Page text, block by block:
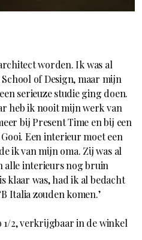
worden. Ik was al
of Design, maar mijn
serieuze studie ging doen.
heb ik nooit mijn werk van
bij Present Time en bij een
Een interieur moet een
ik van mijn oma. Zij was al
alle interieurs nog bruin
klaar was, had ik al bedacht
Italia zouden komen.’
1/2, verkrijgbaar in de winkel